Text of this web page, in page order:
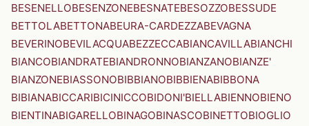
BESENELLOBESENZONEBESNATEBESOZZOBESSUDE
BETTOLABETTONABEURA-CARDEZZABEVAGNA
BEVERINOBEVILACQUABEZZECCABIANCAVILLABIANCHI
BIANCOBIANDRATEBIANDRONNOBIANZANOBIANZE'
BIANZONEBIASSONOBIBBIANOBIBBIENABIBBONA
BIBIANABICCARIBICINICCOBIDONI'BIELLABIENNOBIENO
BIENTINABIGARELLOBINAGOBINASCOBINETTOBIOGLIO